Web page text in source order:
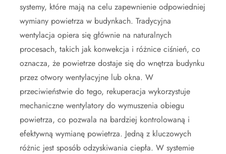
systemy, które mają na celu zapewnienie odpowiedniej
wymiany powietrza w budynkach. Tradycyjna
wentylacja opiera się głównie na naturalnych
procesach, takich jak konwekcja i różnice ciśnień, co
oznacza, że powietrze dostaje się do wnętrza budynku
przez otwory wentylacyjne lub okna. W
przeciwieństwie do tego, rekuperacja wykorzystuje
mechaniczne wentylatory do wymuszenia obiegu
powietrza, co pozwala na bardziej kontrolowaną i
efektywną wymianę powietrza. Jedną z kluczowych
różnic jest sposób odzyskiwania ciepła. W systemie